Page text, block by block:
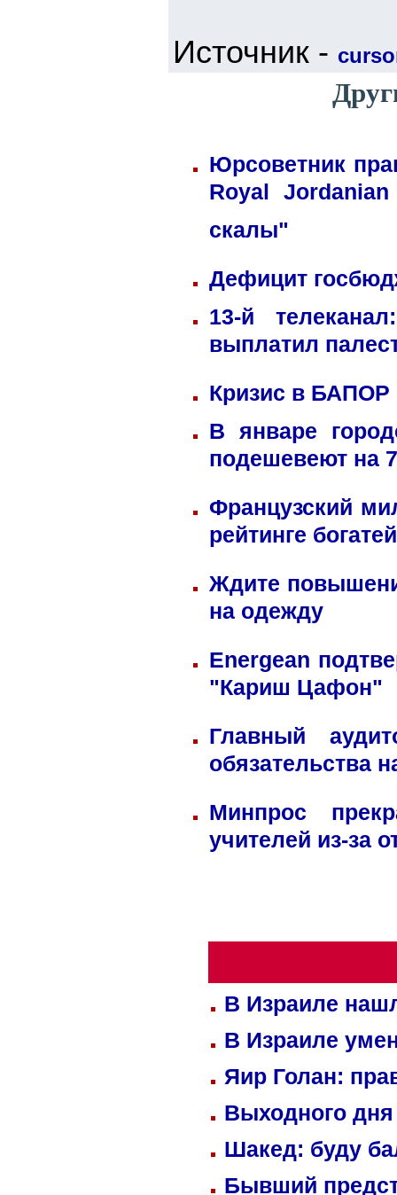
Источник -
Юрсоветник
Royal
скалы"
Дефицит
13-й
выплатил
Кризис в БАПОР
В январе
подешевеют на
Французский
рейтинге
Ждите
на одежду
Energean
"Кариш Цафон"
Главный
обязательства
Минпрос
учителей из-за
В Израиле
В Израиле
Яир Голан:
Выходного
Шакед: буду
Бывший